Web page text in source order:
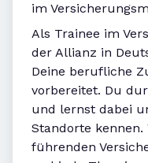
im
Als Trainee im
der Allianz in
Deine berufliche
vorbereitet. Du
und lernst dabei
Standorte kennen.
führenden